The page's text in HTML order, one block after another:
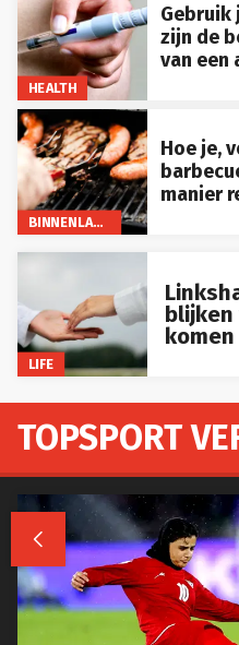
HEALTH
Gebruik
zijn de
van een
BINNENLAND
Hoe je,
manier
LIFE
blijken
komen
TOPSPORT
